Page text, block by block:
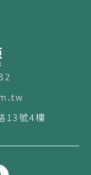
13號4樓